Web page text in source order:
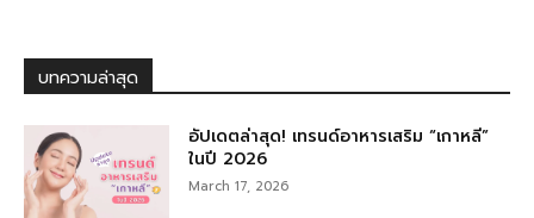
บทความล่าสุด
อัปเดตล่าสุด! เทรนด์อาหารเสริม “เกาหลี”
ในปี 2026
March 17, 2026